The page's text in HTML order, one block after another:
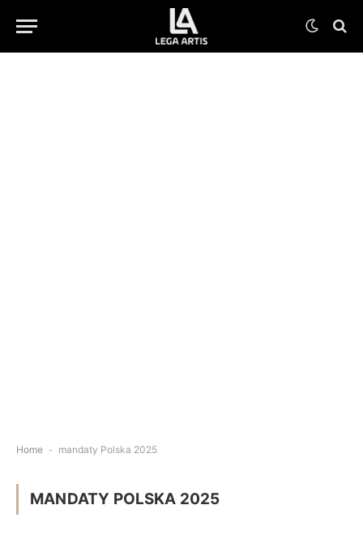
Home - mandaty Polska 2025
MANDATY POLSKA 2025